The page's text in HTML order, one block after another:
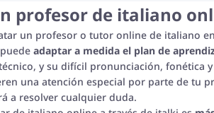
profesor de italiano
un profesor o tutor online de italiano
adaptar a medida el plan de
y su difícil pronunciación, fonética
una atención especial por parte de tu
a resolver cualquier duda.